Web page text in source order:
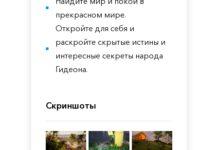
прекрасном мире.
Откройте для себя и
раскройте скрытые истины и
интересные секреты народа
Гидеона.
Скриншоты